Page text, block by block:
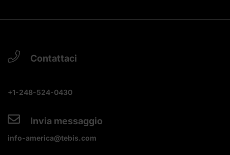
Contattaci
+1-248-524-0430
Invia messaggio
info-america@tebis.com